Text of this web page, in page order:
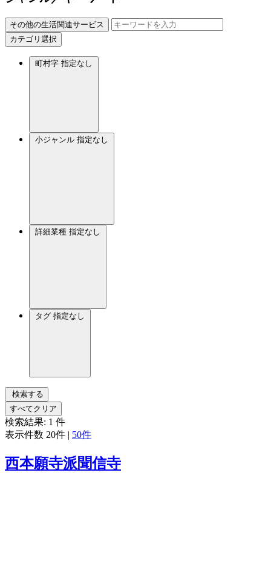
その他の生活関連サービス
カテゴリ選択
町村字 指定なし
小ジャンル 指定なし
詳細業種 指定なし
タグ 指定なし
検索する
すべてクリア
検索結果: 1 件
表示件数 20件 | 50件
西本願寺派聞信寺